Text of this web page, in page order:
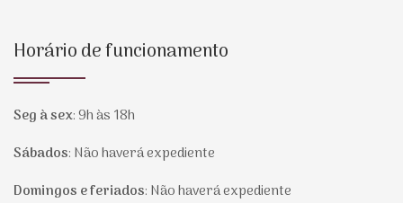
Horário de funcionamento
Seg à sex:9h às 18h
Sábados: Não haverá expediente
Domingos e feriados: Não haverá expediente